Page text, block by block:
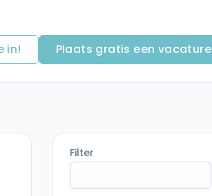
in! Plaats gratis een vacature
Filter